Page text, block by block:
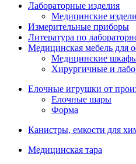
Лабораторные изделия
Медицинские
Измерительные приборы
Литература по
Медицинская мебель для
Медицинские
Хирургичные и
Елочные игрушки от
Елочные шары
Форма
Канистры, емкости для
Медицинская тара